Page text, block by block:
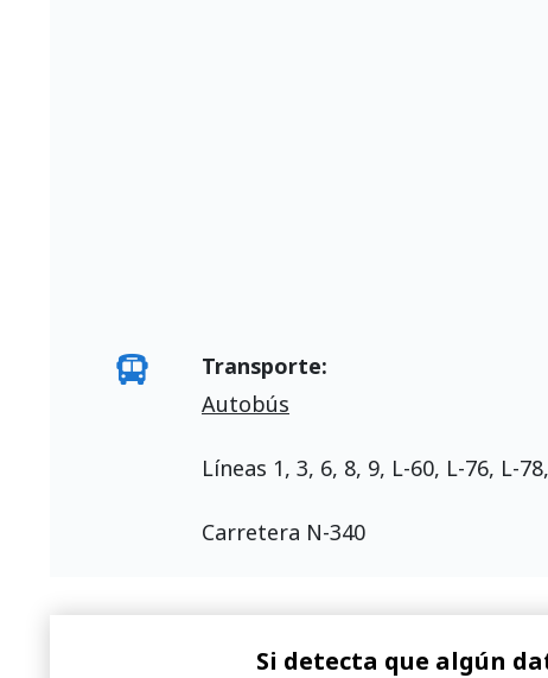
Transporte:
Autobús
Líneas 1, 3, 6, 8, 9, L-60, L-76, L-
Carretera N-340
Si detecta que algún